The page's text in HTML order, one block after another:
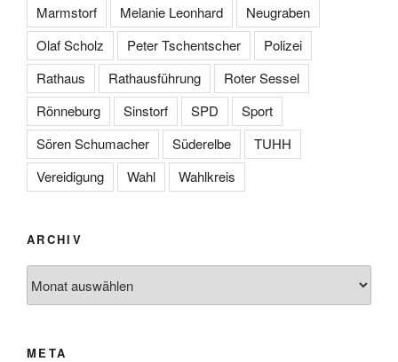
Marmstorf
Melanie Leonhard
Neugraben
Olaf Scholz
Peter Tschentscher
Polizei
Rathaus
Rathausführung
Roter Sessel
Rönneburg
Sinstorf SPD
Sport
Sören Schumacher
Süderelbe
TUHH
Vereidigung
Wahl Wahlkreis
ARCHIV
META